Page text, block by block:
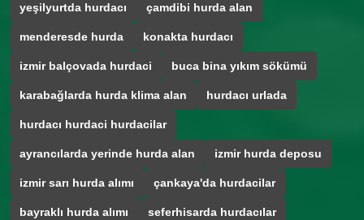
yeşilyurtda hurdacı çamdibi hurda alan
menderesde hurda konakta hurdacı
izmir balçovada hurdaci buca bina yıkım sökümü
karabağlarda hurda klima alan hurdacı urlada
hurdacı hurdaci hurdacilar
ayrancılarda yerinde hurda alan izmir hurda deposu
izmir sarı hurda alımı çankaya'da hurdacilar
bayraklı hurda alımı seferhisarda hurdacılar